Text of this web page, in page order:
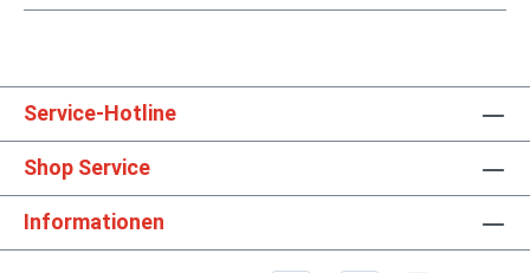
Service-Hotline
Shop Service
Informationen